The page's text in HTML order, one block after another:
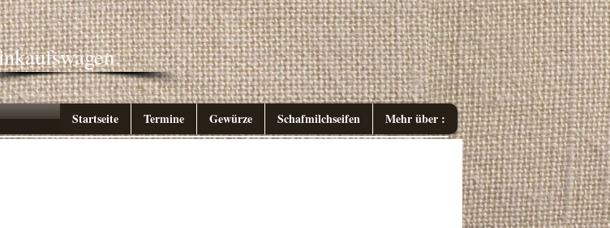
Startseite Termine Gewürze Schafmilchseifen Mehr über :